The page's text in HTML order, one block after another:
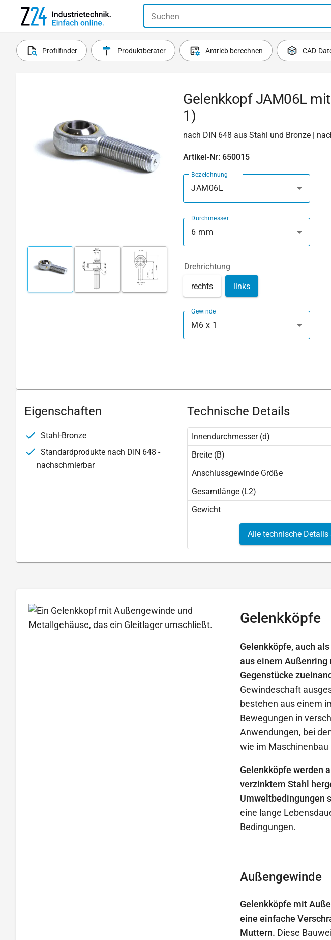
Suchen
Profilfinder Produktberater Antrieb berechnen CAD-
Gelenkkopf JAM06L
1)
nach DIN 648 aus Stahl und Bronze |
Artikel-Nr: 650015
Bezeichnung
JAM06L
Durchmesser
6 mm
Drehrichtung
rechts links
Gewinde
M6 x 1
Eigenschaften
Stahl-Bronze
Standardprodukte nach DIN 648 -
nachschmierbar
Technische Details
Innendurchmesser (d)
Breite (B)
Anschlussgewinde Größe
Gesamtlänge (L2)
Gewicht
Alle technische Details
Gelenkköpfe
Gelenkköpfe, auch
aus einem Außenring
Gegenstücke
Gewindeschaft
bestehen aus einem
Bewegungen in
Anwendungen, bei
wie im
Gelenkköpfe werden
verzinktem Stahl
Umweltbedingungen
eine lange
Bedingungen.
Außengewinde
Gelenkköpfe mit
eine einfache
Muttern. Diese